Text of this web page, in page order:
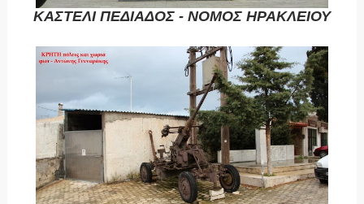
ΚΑΣΤΕΛΙ ΠΕΔΙΑΔΟΣ - ΝΟΜΟΣ ΗΡΑΚΛΕΙΟΥ